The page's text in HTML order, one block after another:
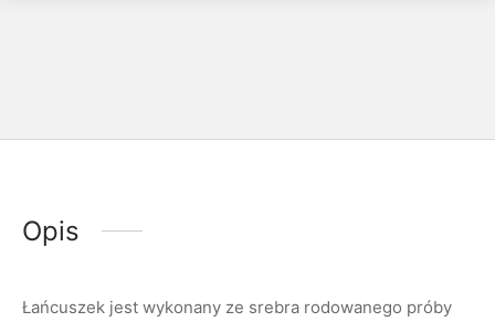
Opis
Łańcuszek jest wykonany ze srebra rodowanego próby